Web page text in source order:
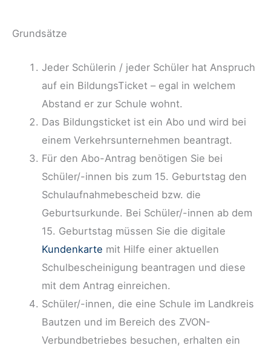
Grundsätze
Jeder Schülerin / jeder Schüler hat Anspruch
auf ein BildungsTicket – egal in welchem
Abstand er zur Schule wohnt.
Das Bildungsticket ist ein Abo und wird bei
einem Verkehrsunternehmen beantragt.
Für den Abo-Antrag benötigen Sie bei
Schüler/-innen bis zum 15. Geburtstag den
Schulaufnahmebescheid bzw. die
Geburtsurkunde. Bei Schüler/-innen ab dem
15. Geburtstag müssen Sie die digitale
Kundenkarte mit Hilfe einer aktuellen
Schulbescheinigung beantragen und diese
mit dem Antrag einreichen.
Schüler/-innen, die eine Schule im Landkreis
Bautzen und im Bereich des ZVON-
Verbundbetriebes besuchen, erhalten ein